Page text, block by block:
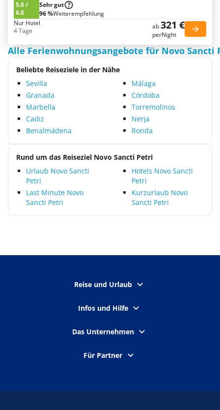
5.0/
6.0
Sehr gut
96 %Weiterempfehlung
Nur Hotel
4 Tage
ab321 €
perNight
Alle Ferienwohnungsangebote für Novo Sancti
Beliebte Reiseziele in der Nähe
Sevilla
Málaga
Granada
Córdoba
Marbella
Torremolinos
Cadiz
Nerja
Benalmádena
Ronda
Rund um das Reiseziel Novo Sancti Petri
Urlaub Novo Sancti
Petri
Hotels Novo Sancti
Petri
Last Minute Novo
Sancti Petri
Kurzurlaub Novo
Sancti Petri
Reise und Urlaub
Infos und Hilfe
Das Unternehmen
Für Partner